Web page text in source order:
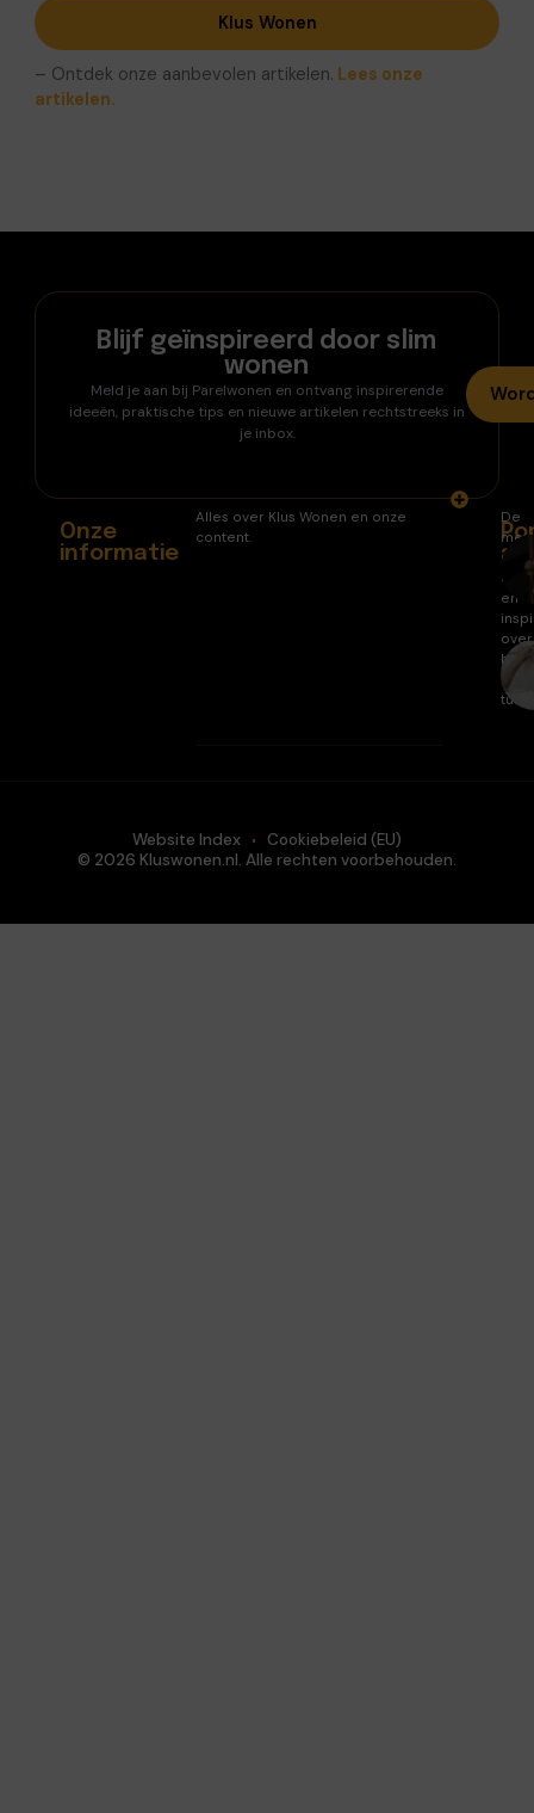
Klus Wonen
– Ontdek onze aanbevolen artikelen. Lees onze
artikelen.
Blijf geïnspireerd door slim
wonen
Meld je aan bij Parelwonen en ontvang inspirerende
ideeën, praktische tips en nieuwe artikelen rechtstreeks in
je inbox.
Onze
informatie
Alles over Klus Wonen en onze
content.
De
en
over
huis
en
tuin.
© 2026 Kluswonen.nl. Alle rechten voorbehouden.
Website Index Cookiebeleid (EU)